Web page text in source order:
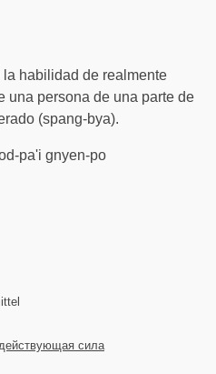
habilidad de realmente
una persona de una parte de
(spang-bya).
pa'i gnyen-po
сила